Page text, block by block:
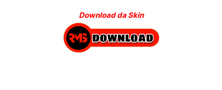
Download da Skin